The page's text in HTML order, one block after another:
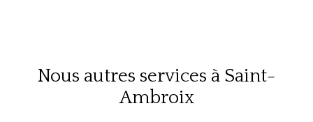
Nous autres services à Saint-
Ambroix